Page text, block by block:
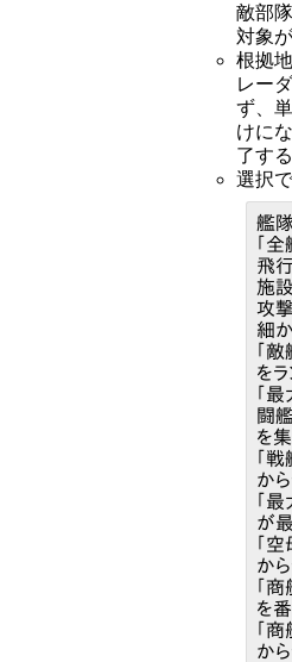
敵部
対象
根拠
レー
ず、
けに
了する
選択
艦隊
「
飛
施
攻
細
「
を
「
闘
を
「
か
「
が
「
か
「
を
「
か